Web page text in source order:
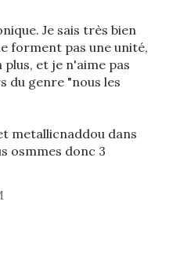
Je sais très bien
forment pas une unité,
plus, et je n'aime pas
du genre "nous les
metallicnaddou dans
osmmes donc 3